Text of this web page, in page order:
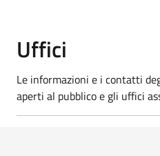
Uffici
Le informazioni e i contatti
aperti al pubblico e gli uffici